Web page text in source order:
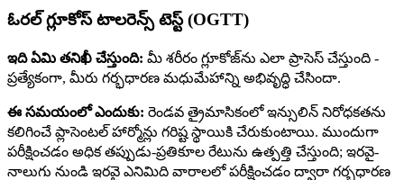
ఓరల్ గ్లూకోస్ టాలరెన్స్ టెస్ట్ (OGTT)
ఇది ఏమి తనిఖీ చేస్తుంది: మీ శరీరం గ్లూకోజ్‌ను ఎలా ప్రాసెస్ చేస్తుంది -
ప్రత్యేకంగా, మీరు గర్భధారణ మధుమేహాన్ని అభివృద్ధి చేసిందా.
ఈ సమయంలో ఎందుకు: రెండవ త్రైమాసికంలో ఇన్సులిన్ నిరోధకతను
కలిగించే ప్లాసెంటల్ హార్మోన్లు గరిష్ట స్థాయికి చేరుకుంటాయి. ముందుగా
పరీక్షించడం అధిక తప్పుడు-ప్రతికూల రేటును ఉత్పత్తి చేస్తుంది; ఇరవై-
నాలుగు నుండి ఇరవై ఎనిమిది వారాలలో పరీక్షించడం ద్వారా గర్భధారణ